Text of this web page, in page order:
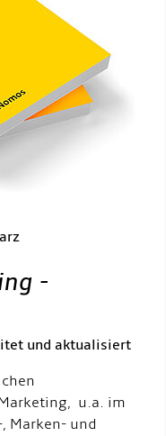
-
und aktualisiert
u.a. im
Marken- und